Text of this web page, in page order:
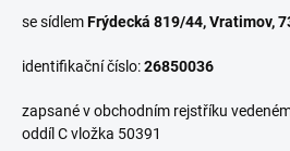
se sídlemFrýdecká 819/44, Vratimov,
identifikační číslo:26850036
zapsané v obchodním rejstříku
oddíl C vložka 50391